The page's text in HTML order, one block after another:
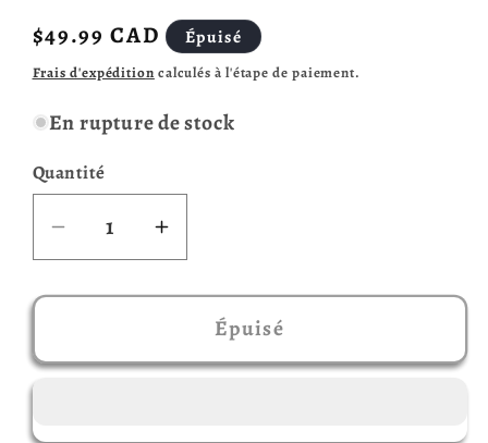
Prix
habituel
$49.99 CAD Épuisé
Frais d'expédition calculés à l'étape de paiement.
En rupture de stock
Quantité
Réduire
la
quantité
Not
Augmenter
la
quantité
Not
Épuisé